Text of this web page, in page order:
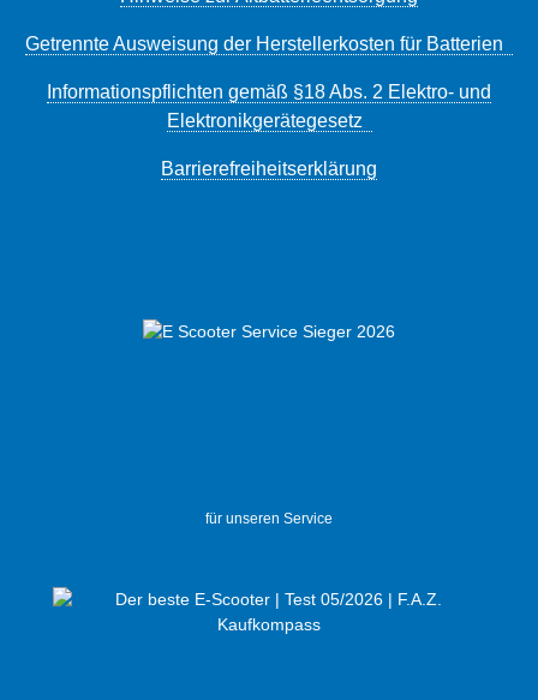
Getrennte Ausweisung der Herstellerkosten für Batterien
Informationspflichten gemäß §18 Abs. 2 Elektro- und
Elektronikgerätegesetz
Barrierefreiheitserklärung
für unseren Service